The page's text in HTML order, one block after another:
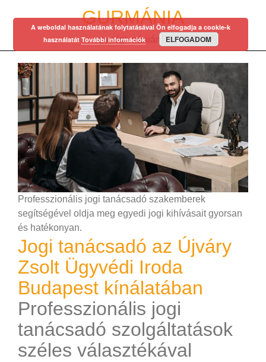
GURMÁNIA
egy régi mániám…
Professzionális jogi tanácsadó szakemberek
segítségével oldja meg egyedi jogi kihívásait gyorsan
és hatékonyan.
Jogi tanácsadó az Újváry
Zsolt Ügyvédi Iroda
Budapest kínálatában
Professzionális jogi
tanácsadó szolgáltatások
széles választékával
A weboldal használatának folytatásával Ön elfogadja a cookie-k
használatát További információk ELFOGADOM